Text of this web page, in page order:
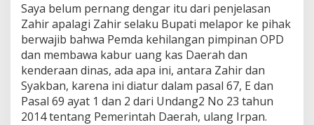
Saya belum pernang dengar itu dari penjelasan
Zahir apalagi Zahir selaku Bupati melapor ke pihak
berwajib bahwa Pemda kehilangan pimpinan OPD
dan membawa kabur uang kas Daerah dan
kenderaan dinas, ada apa ini, antara Zahir dan
Syakban, karena ini diatur dalam pasal 67, E dan
Pasal 69 ayat 1 dan 2 dari Undang2 No 23 tahun
2014 tentang Pemerintah Daerah, ulang Irpan.